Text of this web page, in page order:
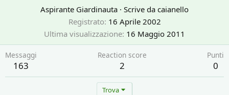
Aspirante Giardinauta · Scrive da caianello
Registrato 16 Aprile 2002
Ultima visualizzazione 16 Maggio 2011
Messaggi
163
Reaction score
2
Punti
0
Trova